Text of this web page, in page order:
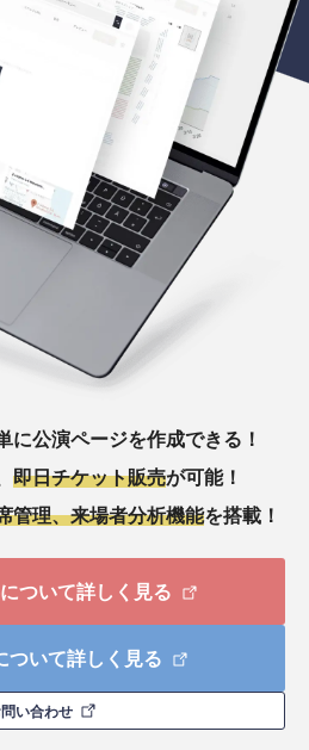
に公演ページを作成できる！
即日チケット販売が可能！
管理、来場者分析機能を搭載！
ついて詳しく見る
ついて詳しく見る
い合わせ